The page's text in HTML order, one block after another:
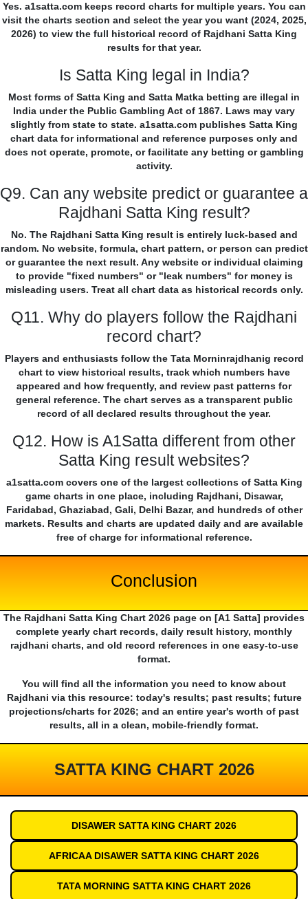
Yes. a1satta.com keeps record charts for multiple years. You can
visit the charts section and select the year you want (2024, 2025,
2026) to view the full historical record of Rajdhani Satta King
results for that year.
Is Satta King legal in India?
Most forms of Satta King and Satta Matka betting are illegal in
India under the Public Gambling Act of 1867. Laws may vary
slightly from state to state. a1satta.com publishes Satta King
chart data for informational and reference purposes only and
does not operate, promote, or facilitate any betting or gambling
activity.
Q9. Can any website predict or guarantee a
Rajdhani Satta King result?
No. The Rajdhani Satta King result is entirely luck-based and
random. No website, formula, chart pattern, or person can predict
or guarantee the next result. Any website or individual claiming
to provide "fixed numbers" or "leak numbers" for money is
misleading users. Treat all chart data as historical records only.
Q11. Why do players follow the Rajdhani
record chart?
Players and enthusiasts follow the Tata Morninrajdhanig record
chart to view historical results, track which numbers have
appeared and how frequently, and review past patterns for
general reference. The chart serves as a transparent public
record of all declared results throughout the year.
Q12. How is A1Satta different from other
Satta King result websites?
a1satta.com covers one of the largest collections of Satta King
game charts in one place, including Rajdhani, Disawar,
Faridabad, Ghaziabad, Gali, Delhi Bazar, and hundreds of other
markets. Results and charts are updated daily and are available
free of charge for informational reference.
Conclusion
The Rajdhani Satta King Chart 2026 page on [A1 Satta] provides
complete yearly chart records, daily result history, monthly
rajdhani charts, and old record references in one easy-to-use
format.
You will find all the information you need to know about
Rajdhani via this resource: today's results; past results; future
projections/charts for 2026; and an entire year's worth of past
results, all in a clean, mobile-friendly format.
SATTA KING CHART 2026
DISAWER SATTA KING CHART 2026
AFRICAA DISAWER SATTA KING CHART 2026
TATA MORNING SATTA KING CHART 2026